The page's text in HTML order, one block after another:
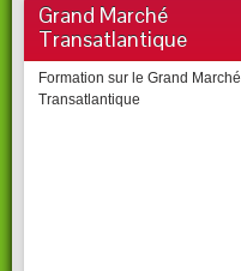
Grand Marché
Transatlantique
Formation sur le Grand Marché
Transatlantique